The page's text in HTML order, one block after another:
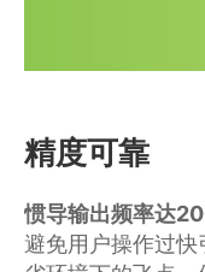
精度可靠
惯导输出频率达
避免用户操作过